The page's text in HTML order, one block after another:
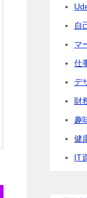
自
マ
仕
デ
財
趣
健
IT